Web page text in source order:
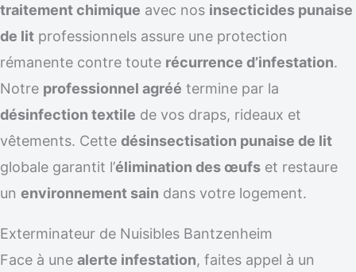
traitement chimique avec nos insecticides punaise
de lit professionnels assure une protection
rémanente contre toute récurrence d’infestation.
Notre professionnel agréé termine par la
désinfection textile de vos draps, rideaux et
vêtements. Cette désinsectisation punaise de lit
globale garantit l’élimination des œufs et restaure
un environnement sain dans votre logement.
Exterminateur de Nuisibles Bantzenheim
Face à une alerte infestation, faites appel à un